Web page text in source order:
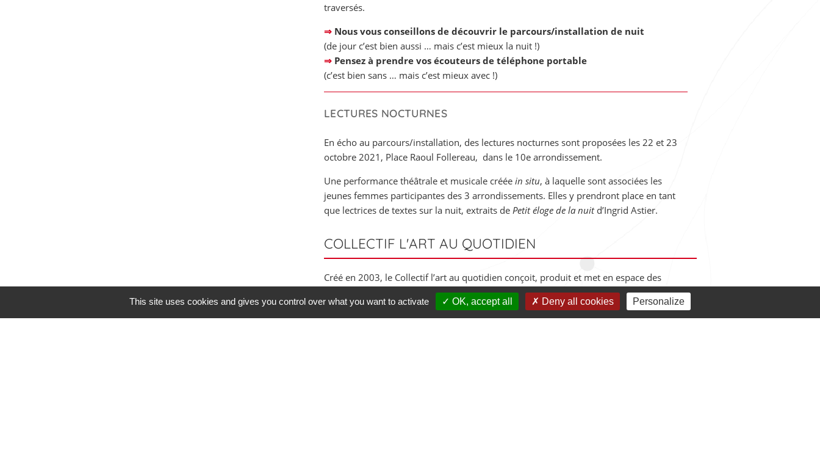
traversés.
⇒ Nous vous conseillons de découvrir le parcours/installation de nuit
(de jour c’est bien aussi … mais c’est mieux la nuit !)
⇒ Pensez à prendre vos écouteurs de téléphone portable
(c’est bien sans … mais c’est mieux avec !)
LECTURES NOCTURNES
En écho au parcours/installation, des lectures nocturnes sont proposées les 22 et 23
octobre 2021, Place Raoul Follereau, dans le 10e arrondissement.
Une performance théâtrale et musicale créée in situ, à laquelle sont associées les
jeunes femmes participantes des 3 arrondissements. Elles y prendront place en tant
que lectrices de textes sur la nuit, extraits de Petit éloge de la nuitd’Ingrid Astier.
COLLECTIF L'ART AU QUOTIDIEN
Créé en 2003, le Collectif l’art au quotidien conçoit, produit et met en espace des
dispositifs d’expérimentation et de création artistiquein situ, pluridisciplinaires et
transversaux. Il déplace ainsi le lieu de fabrication de l’art et de la pensée dans l’espace
public, en lui redonnant un peu de son sens premier, celui d’un espace d’échange,
This site uses cookies and gives you control over what you want to activate OK, accept all Deny all cookies Personalize